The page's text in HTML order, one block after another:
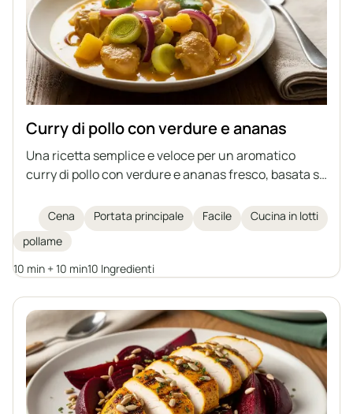
Curry di pollo con verdure e ananas
Una ricetta semplice e veloce per un aromatico
curry di pollo con verdure e ananas fresco, basata su
avanzi del brodo.
Cena Portata principale Facile
Cucina in lotti
pollame
10 min + 10 min10 Ingredienti